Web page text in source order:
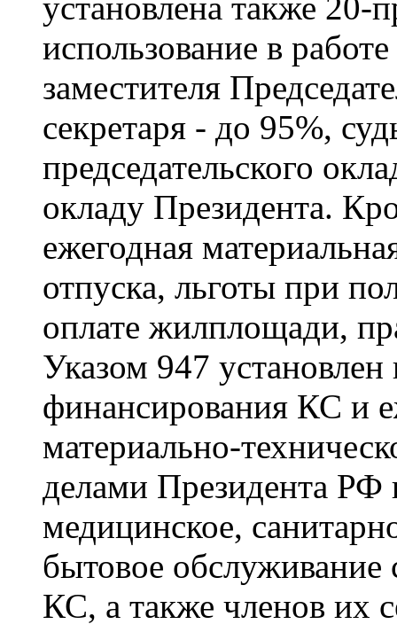
использование в
заместителя
секретаря - до 95%,
председательского
окладу Президента.
ежегодная
отпуска, льготы при
оплате жилплощади,
Указом 947
финансирования КС и
материально-
делами Президента РФ
медицинское,
бытовое обслуживание
КС, а также членов их